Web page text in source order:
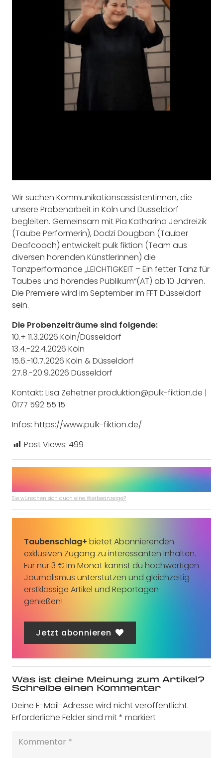
Wir suchen Kommunikationsassistentinnen, die
unsere Probenarbeit in Köln und Düsseldorf
begleiten. Gemeinsam mit Pia Katharina Jendreizik
(Taube Performerin), Dodzi Dougban (Tauber
Deafcoach) entwickelt pulk fiktion (Team aus
diversen hörenden Künstlerinnen) die
Tanzperformance „LEICHTIGKEIT – Ein fetter Tanz für
Taubes und hörendes Publikum“(AT) ab 10 Jahren.
Die Premiere wird im September im FFT Düsseldorf
sein.
Die Probenzeiträume sind folgende:
10.+ 11.3.2026 Köln/Düsseldorf
13.4.-22.4.2026 Köln
15.6.-10.7.2026 Köln & Düsseldorf
27.8.-20.9.2026 Düsseldorf
Kontakt: Lisa Zehetner produktion@pulk-fiktion.de |
0177 592 55 15
Infos: https://www.pulk-fiktion.de/
Post Views: 499
Sie wünschen sich auch eine Werbeanzeige?
Taubenschlag+ bietet Abonnierenden
exklusiven Zugang zu interessanten Inhalten.
Für nur 3 € im Monat kannst du hochwertigen
Journalismus unterstützen und gleichzeitig
erstklassige Artikel und Reportagen
genießen!
Jetzt abonnieren
Was ist deine Meinung zum Artikel?
Schreibe einen Kommentar
Deine E-Mail-Adresse wird nicht veröffentlicht.
Erforderliche Felder sind mit* markiert